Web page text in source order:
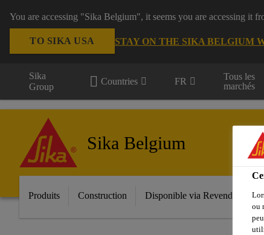
You are accessing "Sika Belgium", it seems you are accessing it
TO SIKA USA STAY ON THE SIKA BELGIUM
Sika
Group
Countries FR
Tous les
marchés
Sika Belgium
Produits Construction Disponible via Revendeur
ou